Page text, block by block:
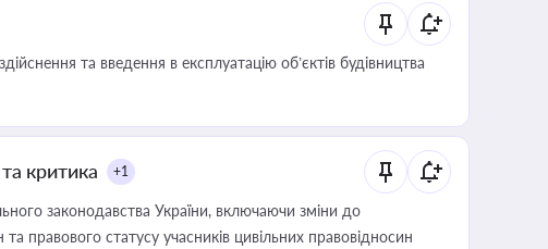
та введення в експлуатацію об’єктів будівництва
критика +1
законодавства України, включаючи зміни до
правового статусу учасників цивільних правовідносин